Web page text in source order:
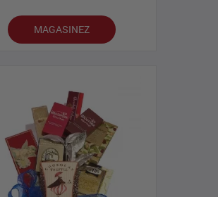
MAGASINEZ